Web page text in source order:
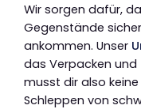
Wir sorgen dafür,
Gegenstände
ankommen. Unser
das Verpacken und
musst dir also
Schleppen von